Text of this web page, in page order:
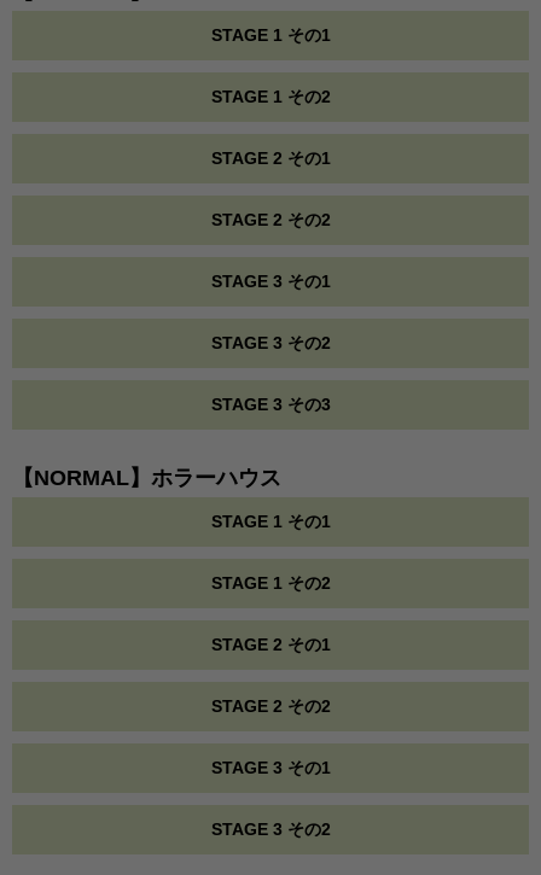
STAGE 1 その1
STAGE 1 その2
STAGE 2 その1
STAGE 2 その2
STAGE 3 その1
STAGE 3 その2
STAGE 3 その3
【NORMAL】ホラーハウス
STAGE 1 その1
STAGE 1 その2
STAGE 2 その1
STAGE 2 その2
STAGE 3 その1
STAGE 3 その2